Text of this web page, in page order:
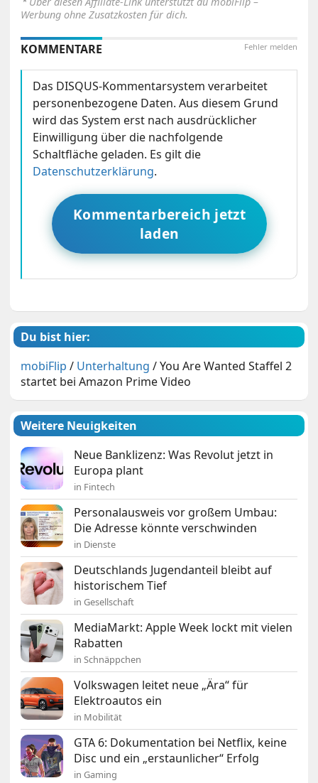
Werbung ohne Zusatzkosten für dich.
Fehler melden
KOMMENTARE
Das DISQUS-Kommentarsystem verarbeitet
personenbezogene Daten. Aus diesem Grund
wird das System erst nach ausdrücklicher
Einwilligung über die nachfolgende
Schaltfläche geladen. Es gilt die
Datenschutzerklärung.
Kommentarbereich jetzt
laden
Du bist hier:
mobiFlip / Unterhaltung /You Are Wanted Staffel 2
startet bei Amazon Prime Video
Weitere Neuigkeiten
Neue Banklizenz: Was Revolut jetzt in
Europa plant
in Fintech
Personalausweis vor großem Umbau:
Die Adresse könnte verschwinden
in Dienste
Deutschlands Jugendanteil bleibt auf
historischem Tief
in Gesellschaft
MediaMarkt: Apple Week lockt mit vielen
Rabatten
in Schnäppchen
Volkswagen leitet neue „Ära“ für
Elektroautos ein
in Mobilität
GTA 6: Dokumentation bei Netflix, keine
Disc und ein „erstaunlicher“ Erfolg
in Gaming